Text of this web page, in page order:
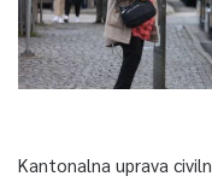
Kantonalna uprava